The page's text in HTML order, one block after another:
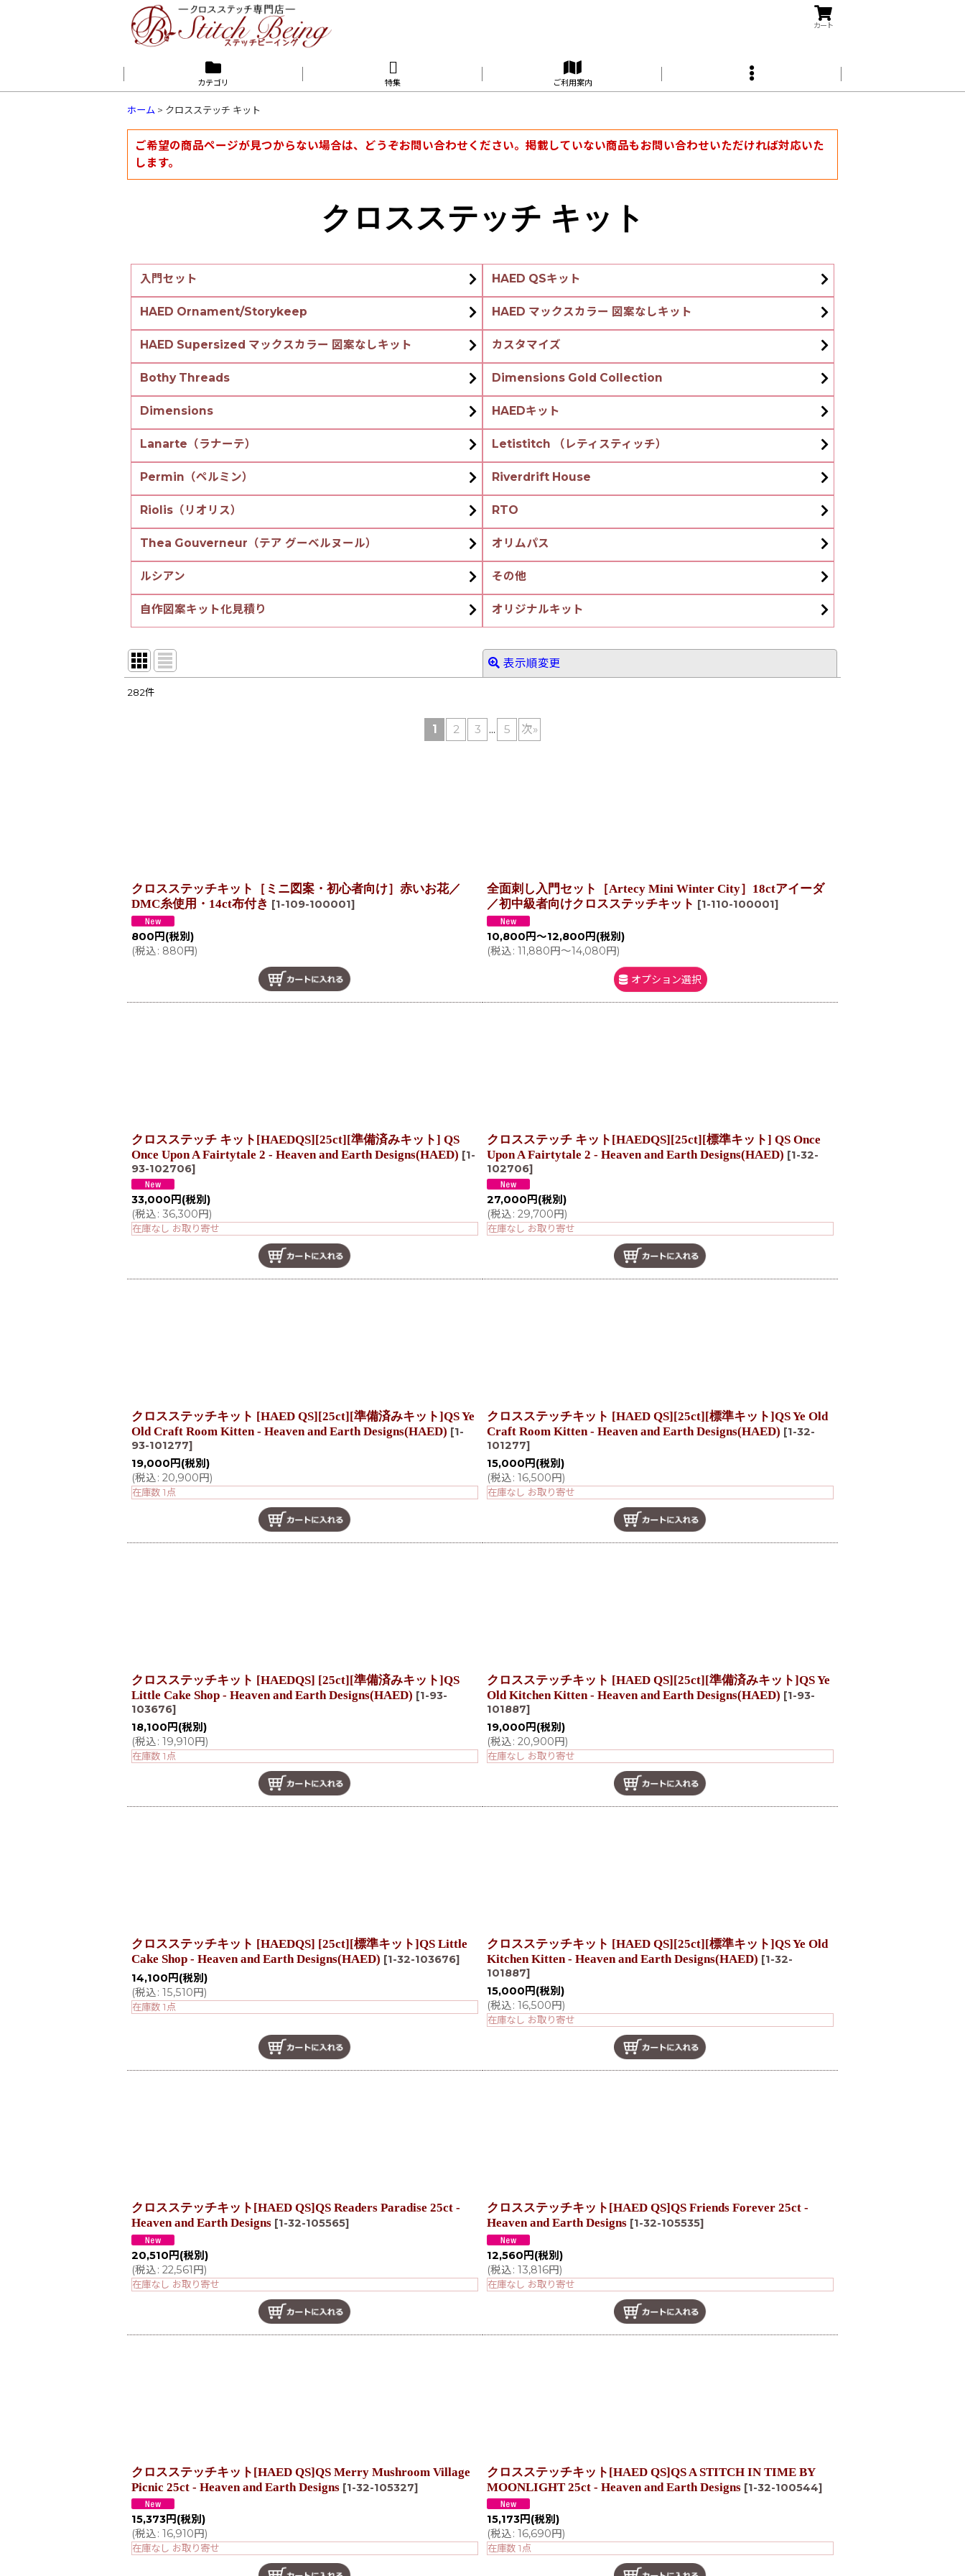
カート
カテゴリ 特集 ご利用案内
ホーム > クロスステッチ キット
ご希望の商品ページが見つからない場合は、どうぞお問い合わせください。掲載していない商品もお問い合わせいただければ対応いた
します。
クロスステッチ キット
入門セット HAED QSキット
HAED Ornament/Storykeep HAED マックスカラー 図案なしキット
HAED Supersized マックスカラー 図案なしキット カスタマイズ
Bothy Threads Dimensions Gold Collection
Dimensions HAEDキット
Lanarte（ラナーテ） Letistitch （レティスティッチ）
Permin（ペルミン） Riverdrift House
Riolis（リオリス） RTO
Thea Gouverneur（テア グーベルヌール） オリムパス
ルシアン その他
自作図案キット化見積り オリジナルキット
表示順変更
282件
1 2 3 ... 5 次»
クロスステッチキット［ミニ図案・初心者向け］赤いお花／
DMC糸使用・14ct布付き [1-109-100001]
800 円 (税別)
(税込: 880円)
全面刺し入門セット［Artecy Mini Winter City］18ctアイーダ
／初中級者向けクロスステッチキット [1-110-100001]
10,800 円～12,800 円 (税別)
(税込: 11,880円～14,080円)
オプション選択
クロスステッチ キット[HAEDQS][25ct][準備済みキット] QS
Once Upon A Fairtytale 2 - Heaven and Earth Designs(HAED) [1-
93-102706]
33,000 円 (税別)
(税込: 36,300円)
在庫なし お取り寄せ
クロスステッチ キット[HAEDQS][25ct][標準キット] QS Once
Upon A Fairtytale 2 - Heaven and Earth Designs(HAED) [1-32-
102706]
27,000 円 (税別)
(税込: 29,700円)
在庫なし お取り寄せ
クロスステッチキット [HAED QS][25ct][準備済みキット]QS Ye
Old Craft Room Kitten - Heaven and Earth Designs(HAED) [1-
93-101277]
19,000 円 (税別)
(税込: 20,900円)
在庫数 1点
クロスステッチキット [HAED QS][25ct][標準キット]QS Ye Old
Craft Room Kitten - Heaven and Earth Designs(HAED) [1-32-
101277]
15,000 円 (税別)
(税込: 16,500円)
在庫なし お取り寄せ
クロスステッチキット [HAEDQS] [25ct][準備済みキット]QS
Little Cake Shop - Heaven and Earth Designs(HAED) [1-93-
103676]
18,100 円 (税別)
(税込: 19,910円)
在庫数 1点
クロスステッチキット [HAED QS][25ct][準備済みキット]QS Ye
Old Kitchen Kitten - Heaven and Earth Designs(HAED) [1-93-
101887]
19,000 円 (税別)
(税込: 20,900円)
在庫なし お取り寄せ
クロスステッチキット [HAEDQS] [25ct][標準キット]QS Little
Cake Shop - Heaven and Earth Designs(HAED) [1-32-103676]
14,100 円 (税別)
(税込: 15,510円)
在庫数 1点
クロスステッチキット [HAED QS][25ct][標準キット]QS Ye Old
Kitchen Kitten - Heaven and Earth Designs(HAED) [1-32-
101887]
15,000 円 (税別)
(税込: 16,500円)
在庫なし お取り寄せ
クロスステッチキット[HAED QS]QS Readers Paradise 25ct -
Heaven and Earth Designs [1-32-105565]
20,510 円 (税別)
(税込: 22,561円)
在庫なし お取り寄せ
クロスステッチキット[HAED QS]QS Friends Forever 25ct -
Heaven and Earth Designs [1-32-105535]
12,560 円 (税別)
(税込: 13,816円)
在庫なし お取り寄せ
クロスステッチキット[HAED QS]QS Merry Mushroom Village
Picnic 25ct - Heaven and Earth Designs [1-32-105327]
15,373円 (税別)
(税込: 16,910円)
在庫なし お取り寄せ
クロスステッチキット[HAED QS]QS A STITCH IN TIME BY
MOONLIGHT 25ct - Heaven and Earth Designs [1-32-100544]
15,173円 (税別)
(税込: 16,690円)
在庫数 1点